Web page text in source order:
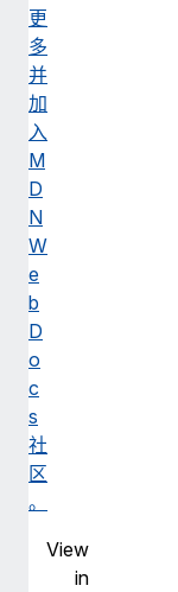
更
多
并
加
入
M
D
N
W
e
b
D
o
c
s
社
区
。
View
in